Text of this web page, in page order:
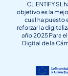
CLIENTIFY
objetivo es la
cual ha puesto
reforzar la
año 2025 Para
Digital de la